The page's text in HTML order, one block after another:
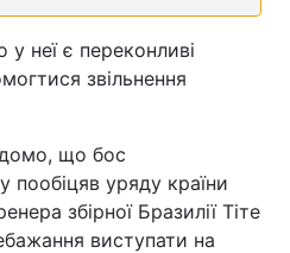
неї є переконливі
звільнення
що бос
пообіцяв уряду країни
збірної Бразилії Тіте
виступати на